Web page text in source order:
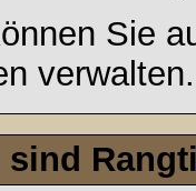
Sie
verwalten.
sind